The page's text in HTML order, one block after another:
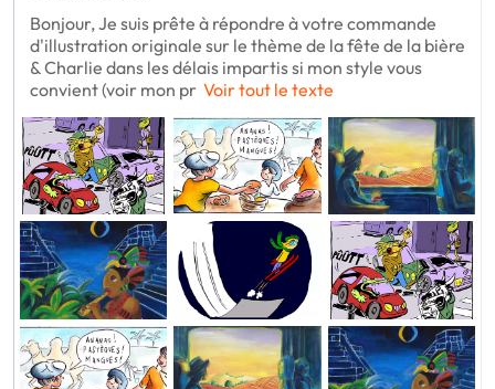
Bonjour, Je suis prête à répondre à votre commande
d'illustration originale sur le thème de la fête de la bière
& Charlie dans les délais impartis si mon style vous
convient (voir mon pr Voir tout le texte